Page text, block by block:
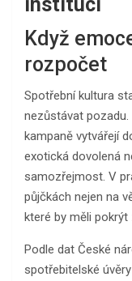
Když
rozpočet
Spotřební kultura
nezůstávat
kampaně vytvářejí
exotická dovolená
samozřejmost. V
půjčkách nejen na
které by měli pokrýt
Podle dat České
spotřebitelské